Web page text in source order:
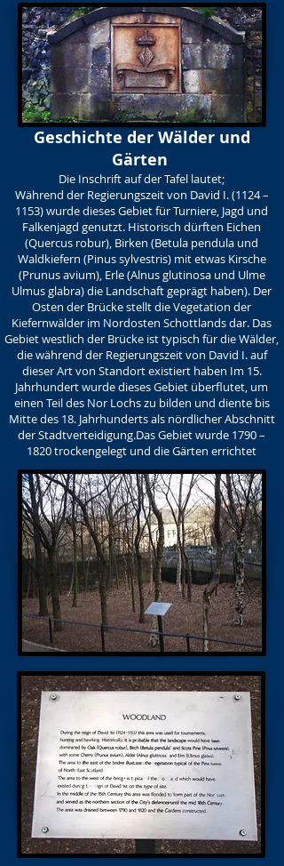
Geschichte der Wälder und
Gärten
Die Inschrift auf der Tafel lautet;
Während der Regierungszeit von David I. (1124 –
1153) wurde dieses Gebiet für Turniere, Jagd und
Falkenjagd genutzt. Historisch dürften Eichen
(Quercus robur), Birken (Betula pendula und
Waldkiefern (Pinus sylvestris) mit etwas Kirsche
(Prunus avium), Erle (Alnus glutinosa und Ulme
Ulmus glabra) die Landschaft geprägt haben). Der
Osten der Brücke stellt die Vegetation der
Kiefernwälder im Nordosten Schottlands dar. Das
Gebiet westlich der Brücke ist typisch für die Wälder,
die während der Regierungszeit von David I. auf
dieser Art von Standort existiert haben Im 15.
Jahrhundert wurde dieses Gebiet überflutet, um
einen Teil des Nor Lochs zu bilden und diente bis
Mitte des 18. Jahrhunderts als nördlicher Abschnitt
der Stadtverteidigung.Das Gebiet wurde 1790 –
1820 trockengelegt und die Gärten errichtet